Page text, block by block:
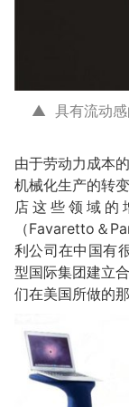
▲ 具有流动感
由于劳动力成本
机械化生产的转
店这些领域的
（Favaretto＆
利公司在中国有
型国际集团建立
们在美国所做的